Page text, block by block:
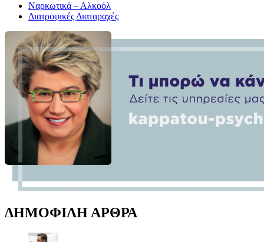
Ναρκωτικά – Αλκοόλ
Διατροφικές Διαταραχές
ΔΗΜΟΦΙΛΗ ΑΡΘΡΑ